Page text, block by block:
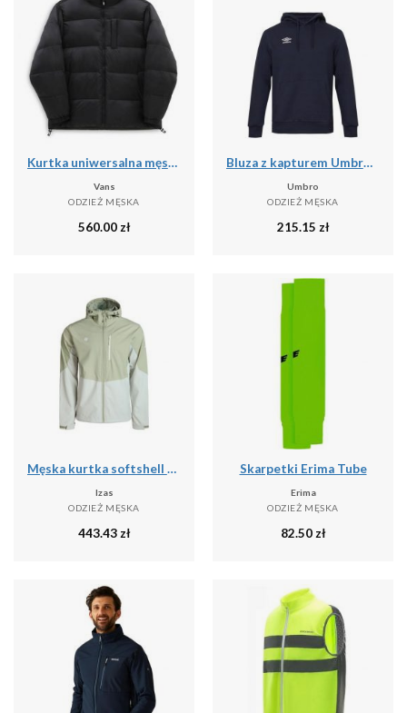
Kurtka uniwersalna męska Vans NO Hood Puffer
Vans
ODZIEŻ MĘSKA
560.00zł
Bluza z kapturem Umbro pro training
Umbro
ODZIEŻ MĘSKA
215.15 zł
Męska kurtka softshell LANETTE M, wodoodporna, wiatroszczelna i termiczna z tech
Izas
ODZIEŻ MĘSKA
443.43zł
Skarpetki Erima Tube
Erima
ODZIEŻ MĘSKA
82.50zł